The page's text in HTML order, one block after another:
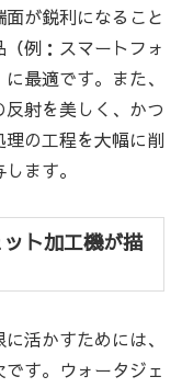
が鋭利になること
例：スマートフォ
最適です。また、
射を美しく、かつ
の工程を大幅に削
ます。
ト加工機が描
活かすためには、
す。ウォータジェ